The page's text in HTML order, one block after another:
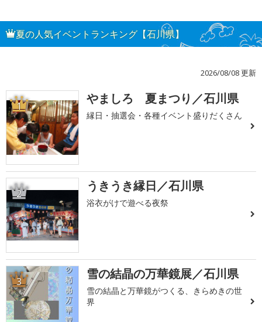
夏の人気イベントランキング【石川県】
2026/08/08 更新
1 やましろ 夏まつり／石川県
縁日・抽選会・各種イベント盛りだくさん
2 うきうき縁日／石川県
浴衣がけで遊べる夜祭
3 雪の結晶の万華鏡展／石川県
雪の結晶と万華鏡がつくる、きらめきの世
界